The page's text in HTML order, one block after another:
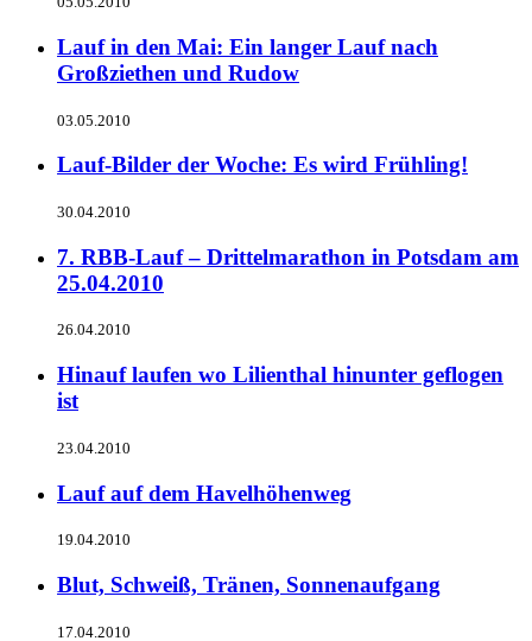
Lauf in den Mai: Ein langer Lauf nach
Großziethen und Rudow
03.05.2010
Lauf-Bilder der Woche: Es wird Frühling!
30.04.2010
7. RBB-Lauf – Drittelmarathon in Potsdam am
25.04.2010
26.04.2010
Hinauf laufen wo Lilienthal hinunter geflogen
ist
23.04.2010
Lauf auf dem Havelhöhenweg
19.04.2010
Blut, Schweiß, Tränen, Sonnenaufgang
17.04.2010